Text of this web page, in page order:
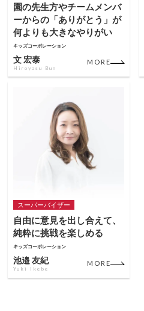
園の先生方やチームメンバ
ーからの「ありがとう」が
何よりも大きなやりがい
キッズコーポレーション
文 宏泰
Hiroyasu Bun
MORE
スーパーバイザー
自由に意見を出し合えて、
純粋に挑戦を楽しめる
キッズコーポレーション
池邉 友紀
Yuki Ikebe
MORE